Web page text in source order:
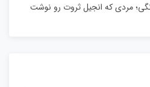
مردی که انجیل ثروت رو نوشت